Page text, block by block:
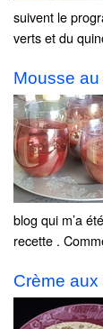
suivent le
verts et du
Mousse
blog qui m’a
recette .
Crème aux